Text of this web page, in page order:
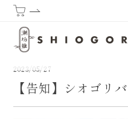
潮垢離からはじまる熊野古
2023/05/27
【告知】シオゴリ